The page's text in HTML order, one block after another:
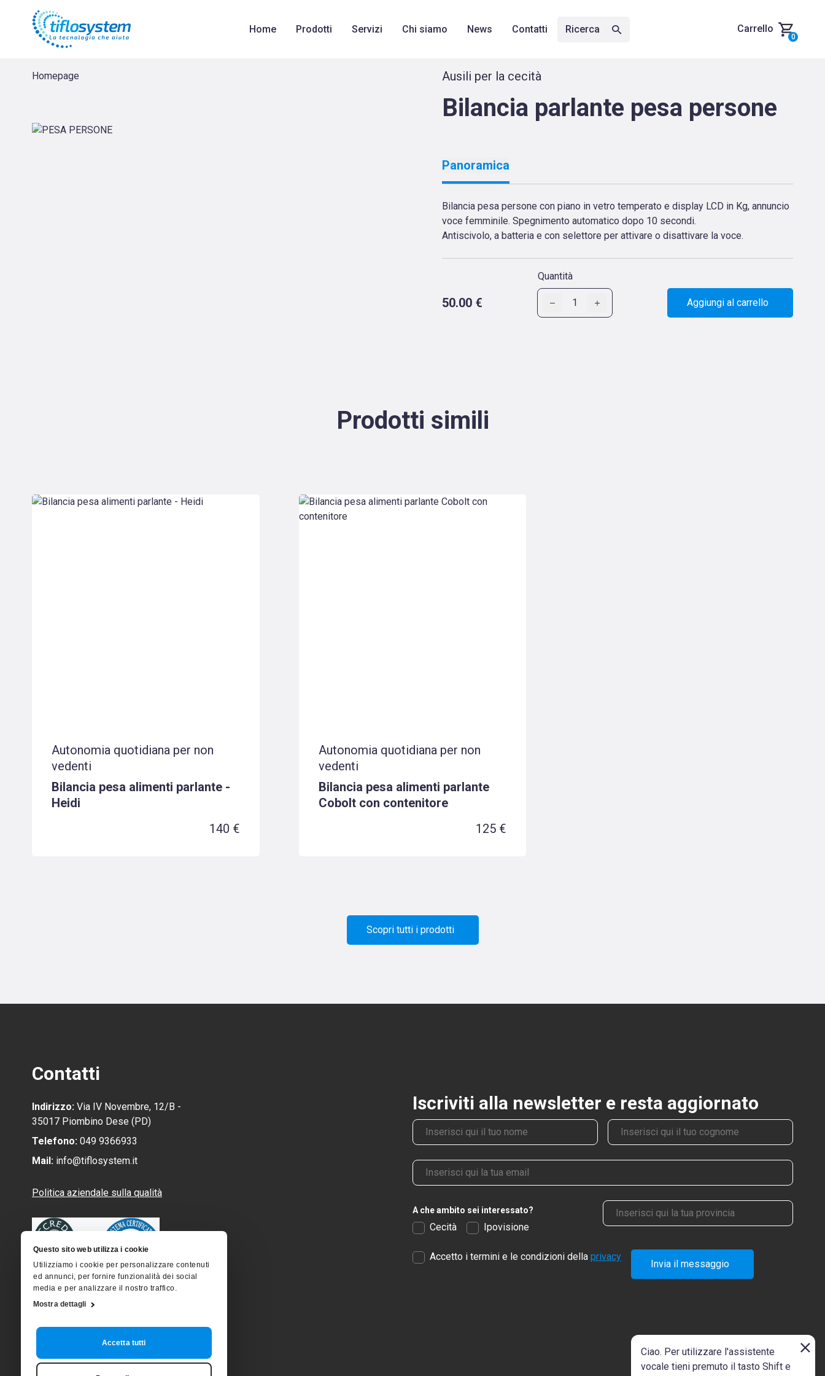
Questo sito web utilizza i cookie
Utilizziamo i cookie per personalizzare contenuti
ed annunci, per fornire funzionalità dei social
media e per analizzare il nostro traffico.
Mostra dettagli
Accetta tutti
Home
Prodotti Servizi Chi siamo News Contatti Ricerca Carrello
0
Ciao. Per utilizzare l'assistente
vocale tieni premuto il tasto Shift e
Homepage Ausili per la cecità
Bilancia parlante pesa persone
Panoramica
Bilancia pesa persone con piano in vetro temperato e display LCD in Kg, annuncio
voce femminile. Spegnimento automatico dopo 10 secondi.
Antiscivolo, a batteria e con selettore per attivare o disattivare la voce.
50.00 €
Quantità
1 Aggiungi al carrello
Prodotti simili
Autonomia quotidiana per non
vedenti
Bilancia pesa alimenti parlante -
Heidi
140 €
Autonomia quotidiana per non
vedenti
Bilancia pesa alimenti parlante
Cobolt con contenitore
125 €
Scopri tutti i prodotti
Contatti
Indirizzo: Via IV Novembre, 12/B -
35017 Piombino Dese (PD)
Telefono: 049 9366933
Mail: info@tiflosystem.it
Politica aziendale sulla qualità
Siamo presenti su
Iscriviti alla newsletter e resta aggiornato
Nome Cognome
Email
A che ambito sei interessato?
Cecità Ipovisione
Provincia
Accetto i termini e le condizioni della privacy
Invia il messaggio